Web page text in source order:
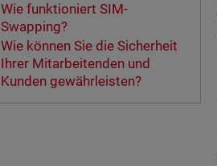
Wie funktioniert SIM-
Swapping?
Wie können Sie die Sicherheit
Ihrer Mitarbeitenden und
Kunden gewährleisten?